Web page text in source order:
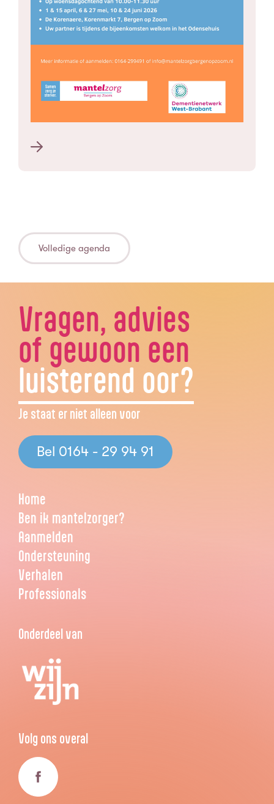
Volledige agenda
Vragen, advies
of gewoon een
luisterend oor?
Je staat er niet alleen voor
Bel 0164 - 29 94 91
Home
Ben ik mantelzorger?
Aanmelden
Ondersteuning
Verhalen
Professionals
Onderdeel van
Volg ons overal